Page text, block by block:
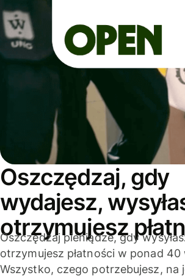
Oszczędzaj, gdy
wydajesz,
otrzymujesz
Oszczędzaj pieniądze, gdy
otrzymujesz płatności w ponad 40
Wszystko, czego potrzebujesz, na